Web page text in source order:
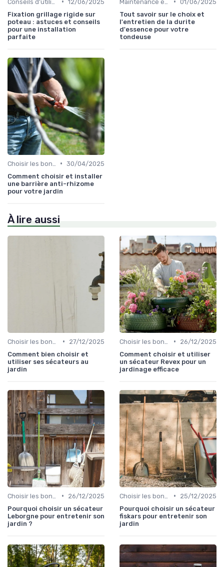
12/06/2025
Fixation grillage rigide sur
poteau : astuces et conseils
pour une installation
parfaite
01/06/2025
Tout savoir sur le choix et
l'entretien de la durite
d'essence pour votre
tondeuse
• 30/04/2025
Comment choisir et installer
une barrière anti-rhizome
pour votre jardin
À lire aussi
•
27/12/2025
Comment bien choisir et
utiliser ses sécateurs au
jardin
•
26/12/2025
Comment choisir et utiliser
un sécateur Revex pour un
jardinage efficace
•
26/12/2025
Pourquoi choisir un sécateur
Leborgne pour entretenir son
jardin ?
•
25/12/2025
Pourquoi choisir un sécateur
fiskars pour entretenir son
jardin